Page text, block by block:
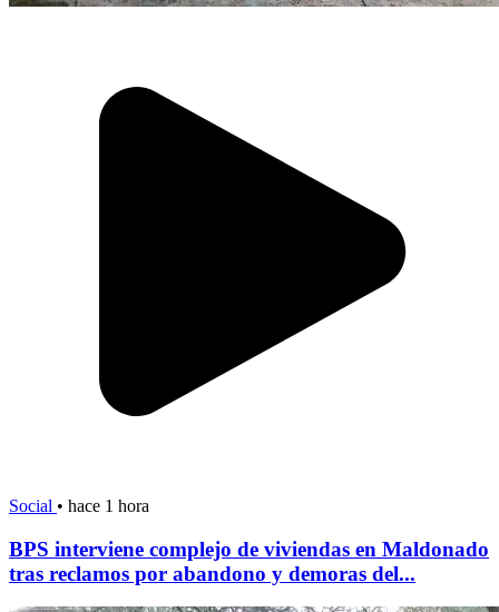
Social • hace 1 hora
BPS interviene complejo de viviendas en Maldonado
tras reclamos por abandono y demoras del...